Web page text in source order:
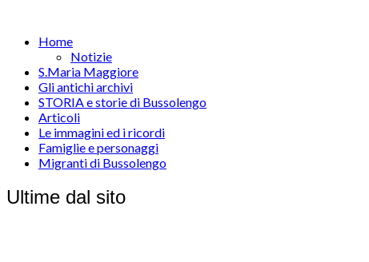
Home
Notizie
S.Maria Maggiore
Gli antichi archivi
STORIA e storie di Bussolengo
Articoli
Le immagini ed i ricordi
Famiglie e personaggi
Migranti di Bussolengo
Ultime dal sito